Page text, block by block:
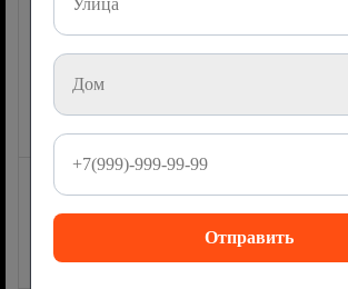
100 ГБ
на максимальной скорости
на номера России
1 000 СМС
на номера России
Акция
Новым абонентам 1 000 бонусов в подарок
Цена не поменяется до конца 2027 года!